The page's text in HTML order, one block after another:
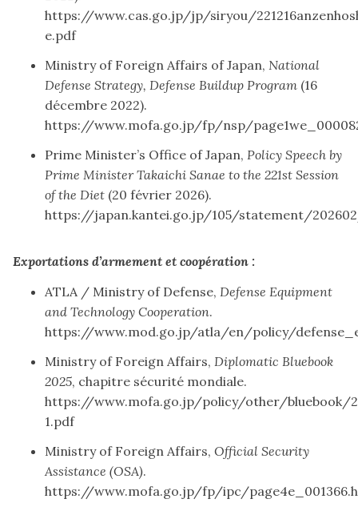
https://www.cas.go.jp/jp/siryou/
e.pdf
Ministry of Foreign Affairs of Japan, National
Defense Strategy, Defense Buildup Program (16
décembre 2022).
https://www.mofa.go.jp/fp/nsp/
Prime Minister’s Office of Japan, Policy Speech by
Prime Minister Takaichi Sanae to the 221st Session
of the Diet (20 février 2026).
https://japan.kantei.go.jp/105/statement/
Exportations d’armement et coopération :
ATLA / Ministry of Defense, Defense Equipment
and Technology Cooperation.
https://www.mod.go.jp/atla/en/policy/
Ministry of Foreign Affairs, Diplomatic Bluebook
2025, chapitre sécurité mondiale.
https://www.mofa.go.jp/policy/other/
1.pdf
Ministry of Foreign Affairs, Official Security
Assistance (OSA).
https://www.mofa.go.jp/fp/ipc/